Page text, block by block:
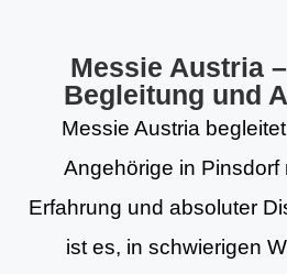
Messie Austria
Begleitung und
Messie Austria
Angehörige in Pinsdorf
Erfahrung und absoluter
ist es, in schwierigen